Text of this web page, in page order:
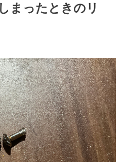
まったときのリ